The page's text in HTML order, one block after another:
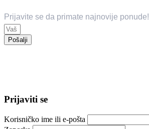
Prijavite se da primate najnovije ponude!
Pošalji
Prijaviti se
Korisničko ime ili e-pošta